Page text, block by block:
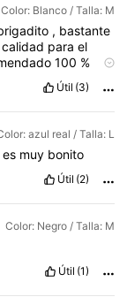
Color: Blanco / Talla: M
, bastante
calidad parael
100 %
Útil (3)
azul real / Talla: L
es muy bonito
Útil (2)
Color: Negro / Talla: M
Útil (1)